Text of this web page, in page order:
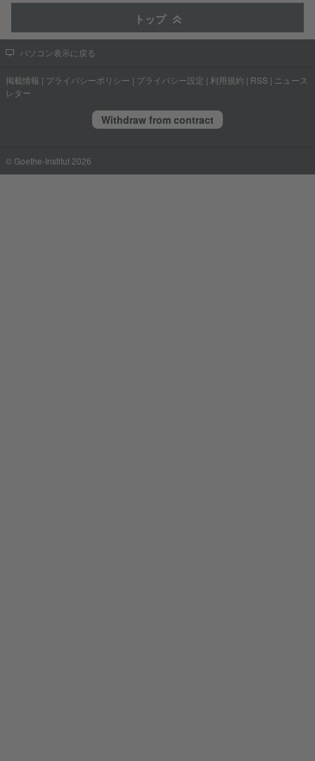
トップ
パソコン表示に戻る
掲載情報 | プライバシーポリシー | プライバシー設定 | 利用規約 | RSS | ニュース
レター
Withdraw from contract
© Goethe-Institut 2026